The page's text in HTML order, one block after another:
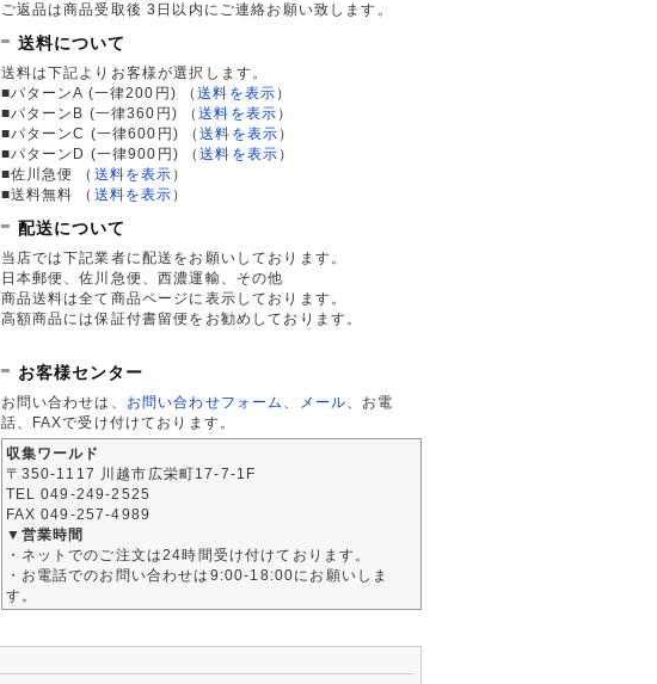
ご返品は商品受取後 3日以内にご連絡お願い致します。
送料について
送料は下記よりお客様が選択します。
■パターンA (一律200円)
（送料を表示 ）
■パターンB (一律360円)
（送料を表示 ）
■パターンC (一律600円)
（送料を表示 ）
■パターンD (一律900円)
（送料を表示 ）
■佐川急便
（ 送料を表示 ）
■送料無料
（ 送料を表示 ）
配送について
当店では下記業者に配送をお願いしております。
日本郵便、佐川急便、西濃運輸、その他
商品送料は全て商品ページに表示しております。
高額商品には保証付書留便をお勧めしております。
お客様センター
お問い合わせは、 お問い合わせフォーム メール 、お電
話、FAXで受け付けております。
収集ワールド
〒350-1117 川越市広栄町17-7-1F
TEL 049-249-2525
FAX 049-257-4989
▼営業時間
・ネットでのご注文は24時間受け付けております。
・お電話でのお問い合わせは9:00-18:00にお願いしま
す。